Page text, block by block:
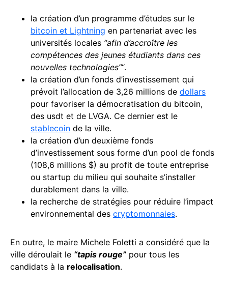
la création d’un programme d’études sur le
bitcoin et Lightning en partenariat avec les
universités locales “afin d’accroître les
compétences des jeunes étudiants dans ces
nouvelles technologies”“.
la création d’un fonds d’investissement qui
prévoit l’allocation de 3,26 millions de dollars
pour favoriser la démocratisation du bitcoin,
des usdt et de LVGA. Ce dernier est le
stablecoin de la ville.
la création d’un deuxième fonds
d’investissement sous forme d’un pool de fonds
(108,6 millions $) au profit de toute entreprise
ou startup du milieu qui souhaite s’installer
durablement dans la ville.
la recherche de stratégies pour réduire l’impact
environnemental des cryptomonnaies.
En outre, le maire Michele Foletti a considéré que la
ville déroulait le “tapis rouge” pour tous les
candidats à la relocalisation.